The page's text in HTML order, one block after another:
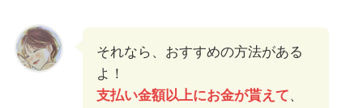
それなら、おすすめの方法がある
よ！
支払い金額以上にお金が貰えて、